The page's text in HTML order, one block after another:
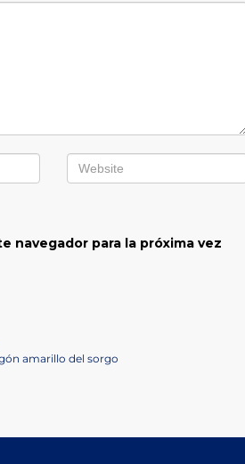
navegador para la próxima vez
amarillo del sorgo